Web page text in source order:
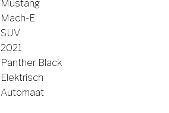
Mustang
Mach-E
SUV
2021
Panther Black
Elektrisch
Automaat